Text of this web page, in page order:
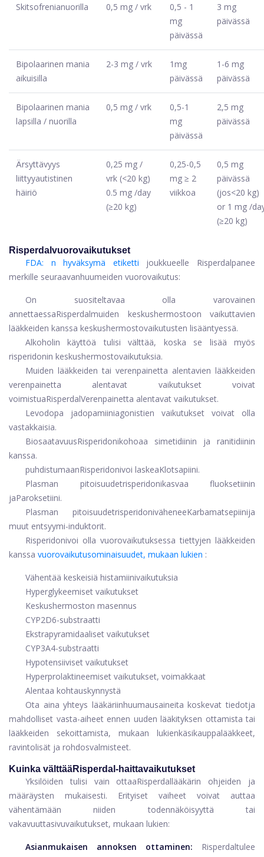
Skitsofrenianuorilla 0,5 mg / vrk
0,5 - 1
mg
päivässä
3 mg
päivässä
Bipolaarinen mania
aikuisilla
2-3 mg / vrk
1mg
päivässä
1-6 mg
päivässä
Bipolaarinen mania
lapsilla / nuorilla
0,5 mg / vrk
0,5-1
mg
päivässä
2,5 mg
päivässä
Ärsyttävyys
liittyyautistinen
häiriö
0,25 mg /
vrk (<20 kg)
0.5 mg /day
(≥20 kg)
0,25-0,5
mg ≥ 2
viikkoa
0,5 mg
päivässä
(jos<20 kg)
or 1 mg /
(≥20 kg)
Risperdal vuorovaikutukset
FDA: n hyväksymä etiketti joukkueelle Risperdalpanee
merkille seuraavanhuumeiden vuorovaikutus:
On suositeltavaa olla varovainen
annettaessaRisperdalmuiden keskushermostoon vaikuttavien
lääkkeiden kanssa keskushermostovaikutusten lisääntyessä.
Alkoholin käyttöä tulisi välttää, koska se lisää myös
risperidonin keskushermostovaikutuksia.
Muiden lääkkeiden tai verenpainetta alentavien lääkkeiden
verenpainetta alentavat vaikutukset voivat
voimistuaRisperdalVerenpainetta alentavat vaikutukset.
Levodopa jadopamiiniagonistien vaikutukset voivat olla
vastakkaisia.
BiosaatavuusRisperidonikohoaa simetidiinin ja ranitidiinin
kanssa.
puhdistumaanRisperidonivoi laskeaKlotsapiini.
Plasman pitoisuudetrisperidonikasvaa fluoksetiinin
jaParoksetiini.
Plasman pitoisuudetrisperidoniväheneeKarbamatsepiinija
muut entsyymi-induktorit.
Risperidonivoi olla vuorovaikutuksessa tiettyjen lääkkeiden
kanssa vuorovaikutusominaisuudet, mukaan lukien :
Vähentää keskeisiä histamiinivaikutuksia
Hyperglykeemiset vaikutukset
Keskushermoston masennus
CYP2D6-substraatti
Ekstrapyramidaaliset vaikutukset
CYP3A4-substraatti
Hypotensiiviset vaikutukset
Hyperprolaktineemiset vaikutukset, voimakkaat
Alentaa kohtauskynnystä
Ota aina yhteys lääkäriinhuumausaineita koskevat tiedotja
mahdolliset vasta-aiheet ennen uuden lääkityksen ottamista tai
lääkkeiden sekoittamista, mukaan lukienkäsikauppalääkkeet,
ravintolisät ja rohdosvalmisteet.
Kuinka välttääRisperdal-haittavaikutukset
Yksilöiden tulisi vain ottaaRisperdallääkärin ohjeiden ja
määräysten mukaisesti. Erityiset vaiheet voivat auttaa
vähentämään niiden todennäköisyyttä tai
vakavuuttasivuvaikutukset, mukaan lukien:
Asianmukaisen annoksen ottaminen: Risperdaltulee